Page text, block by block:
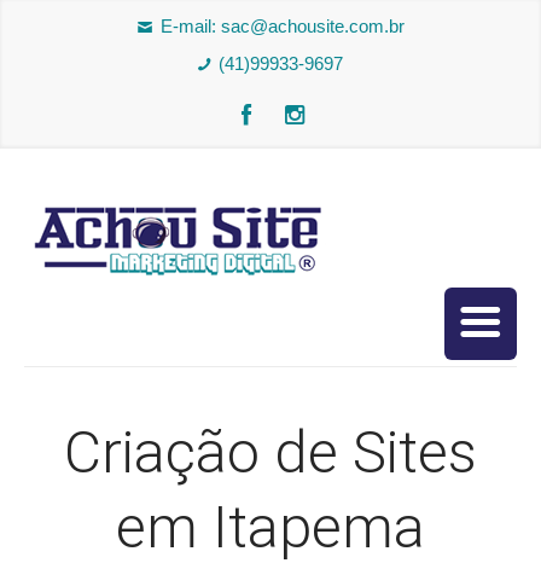
E-mail: sac@achousite.com.br
(41)99933-9697
Criação de Sites
em Itapema